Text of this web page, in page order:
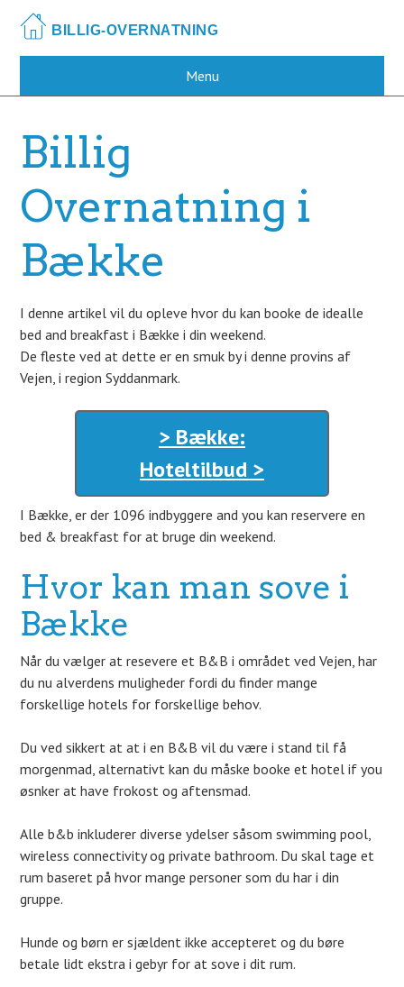
main
Menu
Billig
Overnatning i
Bække
I denne artikel vil du opleve hvor du kan booke de idealle
bed and breakfast i Bække i din weekend.
De fleste ved at dette er en smuk by i denne provins af
Vejen, i region Syddanmark.
> Bække:
Hoteltilbud >
I Bække, er der 1096 indbyggere and you kan reservere en
bed & breakfast for at bruge din weekend.
Hvor kan man sove i
Bække
Når du vælger at resevere et B&B i området ved Vejen, har
du nu alverdens muligheder fordi du finder mange
forskellige hotels for forskellige behov.
Du ved sikkert at at i en B&B vil du være i stand til få
morgenmad, alternativt kan du måske booke et hotel if you
øsnker at have frokost og aftensmad.
Alle b&b inkluderer diverse ydelser såsom swimming pool,
wireless connectivity og private bathroom. Du skal tage et
rum baseret på hvor mange personer som du har i din
gruppe.
Hunde og børn er sjældent ikke accepteret og du børe
betale lidt ekstra i gebyr for at sove i dit rum.